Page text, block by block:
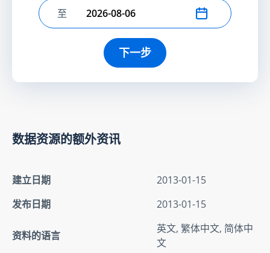
选择结束日期
至
下一步
数据资源的额外资讯
建立日期
2013-01-15
发布日期
2013-01-15
资料的语言
英文, 繁体中文, 简体中
文